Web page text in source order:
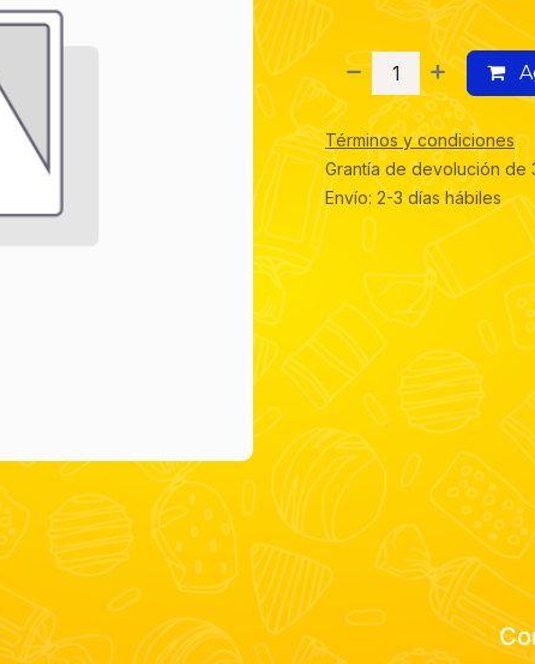
Términos y condiciones
Grantía de devolución de
Envío: 2-3 días hábiles